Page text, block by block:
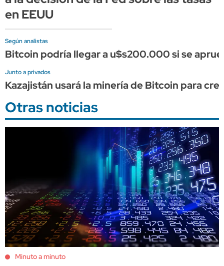
en EEUU
Según analistas
Bitcoin podría llegar a u$s200.000 si se
Junto a privados
Kazajistán usará la minería de Bitcoin para
Otras noticias
Minuto a minuto